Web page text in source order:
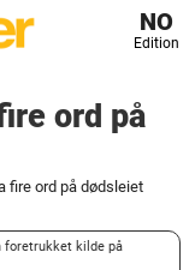
NO
Edition
ord på
fire ord på dødsleiet
foretrukket kilde på